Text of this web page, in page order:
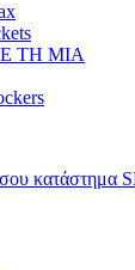
ΤΗ ΜΙΑ
κατάστημα